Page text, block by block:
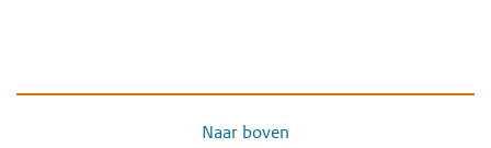
Naar boven